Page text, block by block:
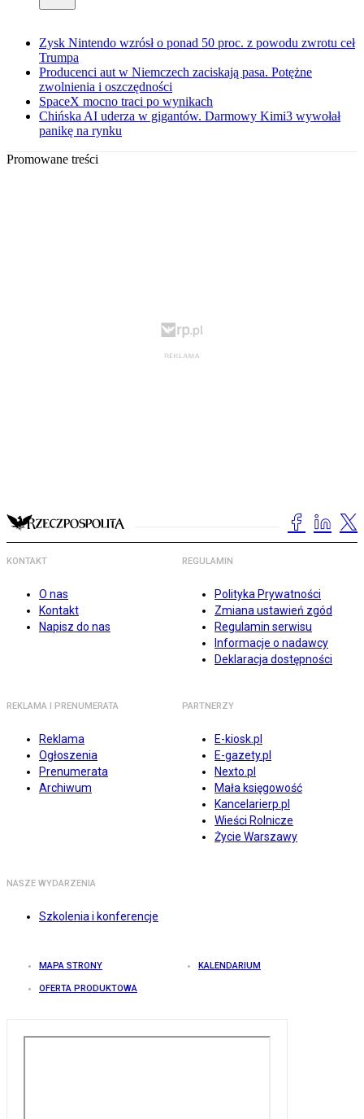
Zysk Nintendo wzrósł o ponad 50 proc. z powodu zwrotu ceł
Trumpa
Producenci aut w Niemczech zaciskają pasa. Potężne
zwolnienia i oszczędności
SpaceX mocno traci po wynikach
Chińska AI uderza w gigantów. Darmowy Kimi3 wywołał
panikę na rynku
Promowane treści
KONTAKT
O nas
Kontakt
Napisz do nas
REGULAMIN
Polityka Prywatności
Zmiana ustawień zgód
Regulamin serwisu
Informacje o nadawcy
Deklaracja dostępności
REKLAMA I PRENUMERATA
Reklama
Ogłoszenia
Prenumerata
Archiwum
PARTNERZY
E-kiosk.pl
E-gazety.pl
Nexto.pl
Mała księgowość
Kancelarierp.pl
Wieści Rolnicze
Życie Warszawy
NASZE WYDARZENIA
Szkolenia i konferencje
MAPA STRONY KALENDARIUM
OFERTA PRODUKTOWA